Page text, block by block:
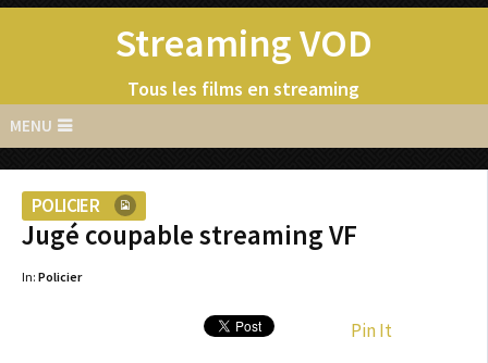
Streaming VOD
Tous les films en streaming
MENU
POLICIER
Jugé coupable streaming VF
In: Policier
Pin It